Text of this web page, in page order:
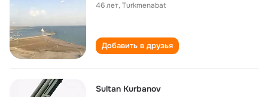
46 лет,Turkmenabat
Добавить в друзья
Sultan Kurbanov